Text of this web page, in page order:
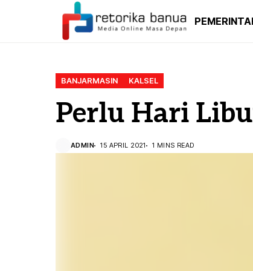
BANJARMASIN KALSEL
Perlu Hari
ADMIN 15 APRIL 2021 1 MINS READ